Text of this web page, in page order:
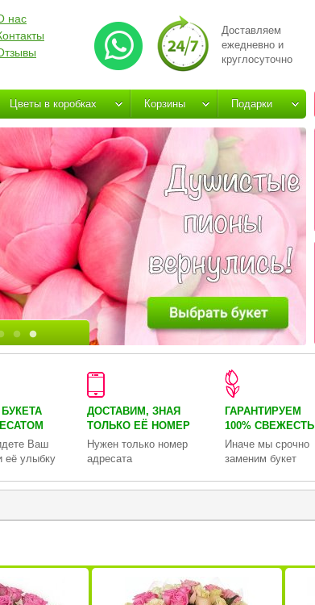
Доставляем
ежедневно и
круглосуточно
нас
Цветы в коробках Корзины Подарки
Ваш
её улыбку
ДОСТАВИМ, ЗНАЯ
ТОЛЬКО ЕЁ НОМЕР
Нужен только номер
адресата
ГАРАНТИРУЕМ
100% СВЕЖЕСТЬ
Иначе мы срочно
заменим букет